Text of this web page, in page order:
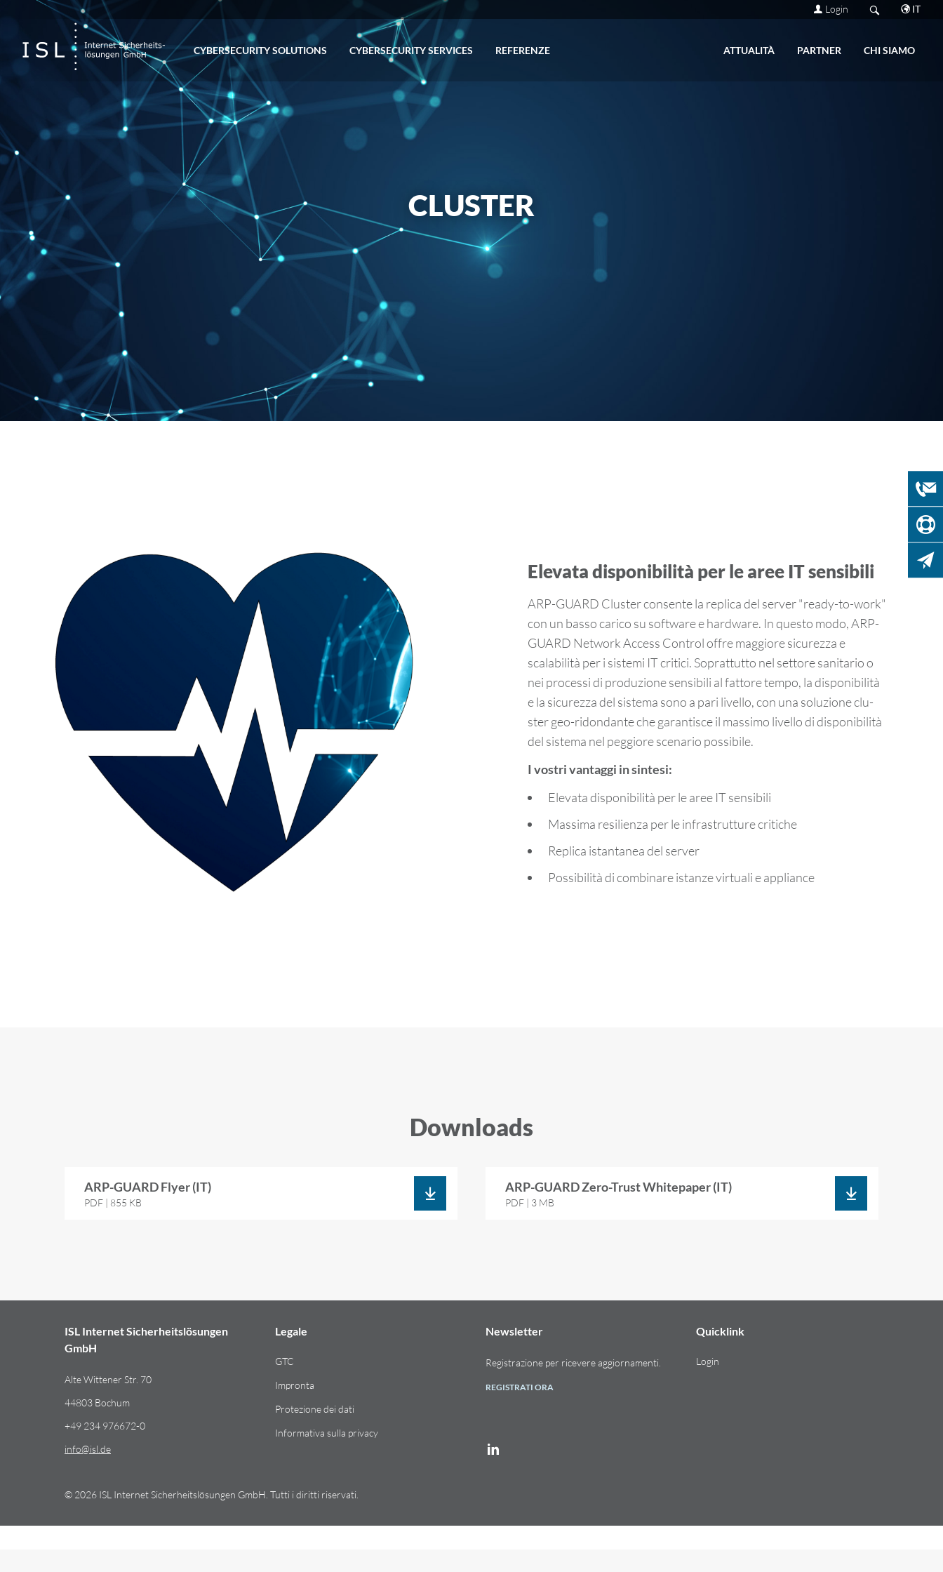
Login IT
CY­BER­SE­CU­RI­TY SO­LU­TIONS CY­BER­SE­CU­RI­TY SER­VI­CES RE­FE­REN­ZE ATTUALITÀ PART­NER CHI SIAMO
CLU­STER
Ele­va­ta disponibilità per le aree IT sen­si­bi­li
ARP-​GUARD Clu­ster con­sen­te la re­pli­ca del ser­ver "ready-​to-work"
con un basso ca­ri­co su soft­ware e hard­ware. In que­sto modo, ARP-​
GUARD Net­work Ac­cess Con­trol offre mag­gio­re si­cu­rez­za e
scalabilità per i si­ste­mi IT cri­ti­ci. So­prat­tut­to nel set­to­re sa­ni­ta­rio o
nei pro­ces­si di pro­du­zio­ne sen­si­bi­li al fat­to­re tempo, la disponibilità
e la si­cu­rez­za del si­ste­ma sono a pari li­vel­lo, con una so­lu­zio­ne clu­
ster geo-​ridondante che ga­ran­ti­sce il mas­si­mo li­vel­lo di disponibilità
del si­ste­ma nel peg­gio­re sce­na­rio pos­si­bi­le.
I vo­stri van­tag­gi in sin­te­si:
Ele­va­ta disponibilità per le aree IT sen­si­bi­li
Mas­si­ma re­si­lien­za per le in­fra­strut­tu­re cri­ti­che
Re­pli­ca istan­ta­nea del ser­ver
Possibilità di com­bi­na­re istan­ze vir­tua­li e ap­plian­ce
Do­wn­loads
ARP-​GUARD Flyer (IT)
PDF | 855 KB
ARP-​GUARD Zero-​Trust Whi­te­pa­per (IT)
PDF | 3 MB
ISL In­ter­net Sicherheitslösungen
GmbH
Alte Wit­te­ner Str. 70
44803 Bo­chum
+49 234 976672-0
info​@​isl.de
Le­ga­le
GTC
Im­pron­ta
Pro­te­zio­ne dei dati
In­for­ma­ti­va sulla pri­va­cy
New­slet­ter
Re­gi­stra­zio­ne per ri­ce­ve­re ag­gior­na­men­ti.
RE­GI­STRA­TI ORA
Quic­klink
Login
© 2026 ISL In­ter­net Sicherheitslösungen GmbH. Tutti i di­rit­ti ri­ser­va­ti.